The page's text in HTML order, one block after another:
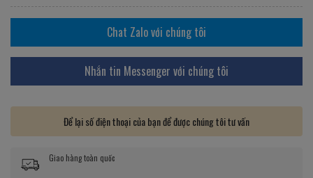
Chat Zalo với chúng tôi
Nhắn tin Messenger với chúng tôi
Để lại số điện thoại của bạn để được chúng tôi tư vấn
Giao hàng toàn quốc